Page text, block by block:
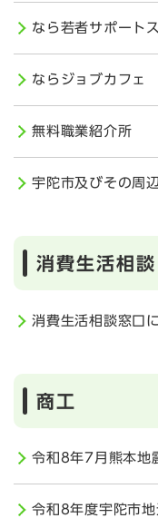
なら若者サポート
ならジョブカフェ
無料職業紹介所
宇陀市及びその周
消費生活相談
消費生活相談窓口
商工
令和8年7月熊本
令和8年度宇陀市